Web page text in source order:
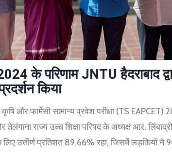
के परिणाम JNTU हैदराबाद
किया
कृषि और फार्मेसी सामान्य प्रवेश परीक्षा (TS
तेलंगाना राज्य उच्च शिक्षा परिषद के अध्यक्ष आर.
लिए उत्तीर्ण प्रतिशत 89.66% रहा, जिसमें